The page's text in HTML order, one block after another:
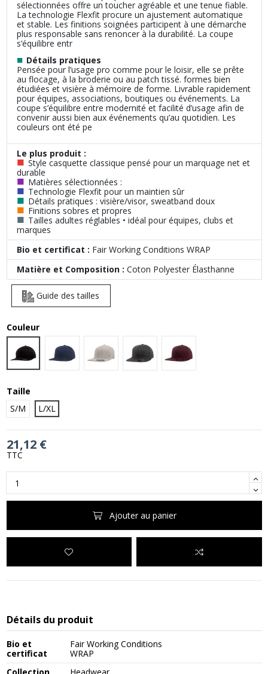
sélectionnées offre un toucher agréable et une tenue fiable.
La technologie Flexfit procure un ajustement automatique
et stable. Les finitions soignées participent à une démarche
plus responsable sans renoncer à la durabilité. La coupe
s’équilibre entr
■ Détails pratiques
Pensée pour l’usage pro comme pour le loisir, elle se prête
au flocage, à la broderie ou au patch tissé. formes bien
étudiées et visière à mémoire de forme. Livrable rapidement
pour équipes, associations, boutiques ou événements. La
coupe s’équilibre entre modernité et facilité d’usage afin de
convenir aussi bien aux événements qu’au quotidien. Les
couleurs ont été pe
Le plus produit :
■ Style casquette classique pensé pour un marquage net et
durable
■ Matières sélectionnées :
■ Technologie Flexfit pour un maintien sûr
■ Détails pratiques : visière/visor, sweatband doux
■ Finitions sobres et propres
■ Tailles adultes réglables • idéal pour équipes, clubs et
marques
Bio et certificat : Fair Working Conditions WRAP
Matière et Composition : Coton Polyester Élasthanne
Guide des tailles
Couleur
Black
Navy Heather GreyDark GreyMaroon
Taille
S/M
L/XL
21,12 €
TTC
Ajouter au panier
Détails du produit
Bio et
certificat
Fair Working Conditions
WRAP